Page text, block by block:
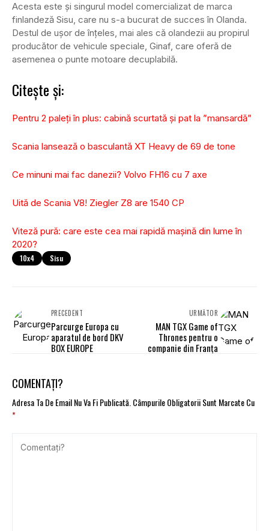
Acesta este și singurul model comercializat de marca
finlandeză Sisu, care nu s-a bucurat de succes în Olanda.
Destul de ușor de înțeles, mai ales că olandezii au propirul
producător de vehicule speciale, Ginaf, care oferă de
asemenea o punte motoare decuplabilă.
Citește și:
Pentru 2 paleți în plus: cabină scurtată și pat la ”mansardă”
Scania lansează o basculantă XT Heavy de 69 de tone
Ce minuni mai fac danezii? Volvo FH16 cu 7 axe
Uită de Scania V8! Ziegler Z8 are 1540 CP
Viteză pură: care este cea mai rapidă mașină din lume în
2020?
10x4 Sisu
PRECEDENT
Parcurge Europa cu
aparatul de bord DKV
BOX EUROPE
URMĂTOR
MAN TGX Game of
Thrones pentru o
companie din Franța
COMENTAȚI?
Adresa Ta De Email Nu Va Fi Publicată. Câmpurile Obligatorii Sunt Marcate Cu
*